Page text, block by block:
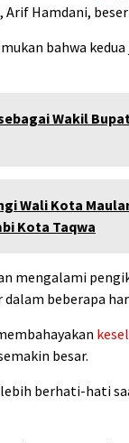
Arif Hamdani,
bahwa
Wakil
Wali Kota
Kota Taqwa
mengalami
beberapa
besar.
berhati-hati